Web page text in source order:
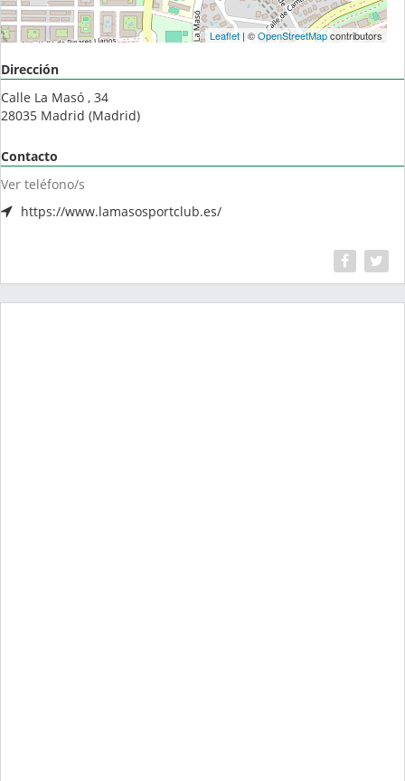
Leaflet| ©OpenStreetMapcontributors
Dirección
Calle La Masó , 34
28035 Madrid (Madrid)
Contacto
Ver teléfono/s
https://www.lamasosportclub.es/